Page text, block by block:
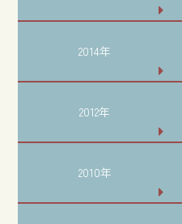
2014年
2012年
2010年